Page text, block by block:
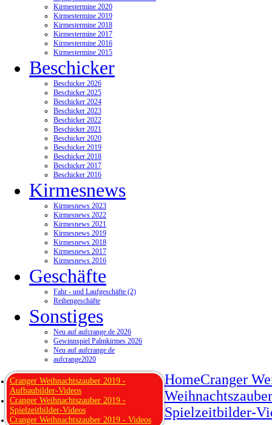
Kirmestermine 2020
Kirmestermine 2019
Kirmestermine 2018
Kirmestermine 2017
Kirmestermine 2016
Kirmestermine 2015
Beschicker
Beschicker 2026
Beschicker 2025
Beschicker 2024
Beschicker 2023
Beschicker 2022
Beschicker 2021
Beschicker 2020
Beschicker 2019
Beschicker 2018
Beschicker 2017
Beschicker 2016
Kirmesnews
Kirmesnews 2023
Kirmesnews 2022
Kirmesnews 2021
Kirmesnews 2019
Kirmesnews 2018
Kirmesnews 2017
Kirmesnews 2016
Geschäfte
Fahr - und Laufgeschäfte (2)
Reihengeschäfte
Sonstiges
Neu auf aufcrange.de 2026
Gewinnspiel Palmkirmes 2026
Neu auf aufcrange.de
aufcrange2020
HomeCranger
Spielzeitbilder-
Cranger Weihnachtszauber 2019 -
Aufbaubilder-Videos
Cranger Weihnachtszauber 2019 -
Spielzeitbilder-Videos
Cranger Weihnachtszauber 2019 - Videos